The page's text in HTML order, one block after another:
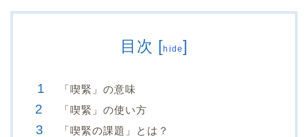
目次 [hide]
「喫緊」の意味
「喫緊」の使い方
「喫緊の課題」とは？